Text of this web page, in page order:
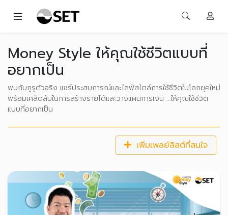
Money Style ให้คุณใช้ชีวิตแบบที่
อยากเป็น
พบกับกูรูตัวจริง แชร์ประสบการณ์และไลฟ์สไตล์การใช้ชีวิตในโลกยุคใหม่
พร้อมเคล็ดลับในการสร้างรายได้และวางแผนการเงิน ...ให้คุณใช้ชีวิต
แบบที่อยากเป็น
เพิ่มเพลย์ลิสต์ที่สนใจ